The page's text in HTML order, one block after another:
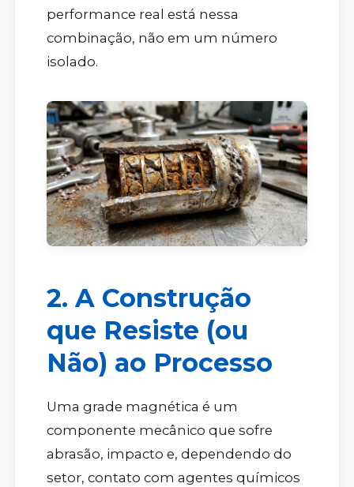
performance real está nessa
combinação, não em um número
isolado.
2. A Construção
que Resiste (ou
Não) ao Processo
Uma grade magnética é um
componente mecânico que sofre
abrasão, impacto e, dependendo do
setor, contato com agentes químicos